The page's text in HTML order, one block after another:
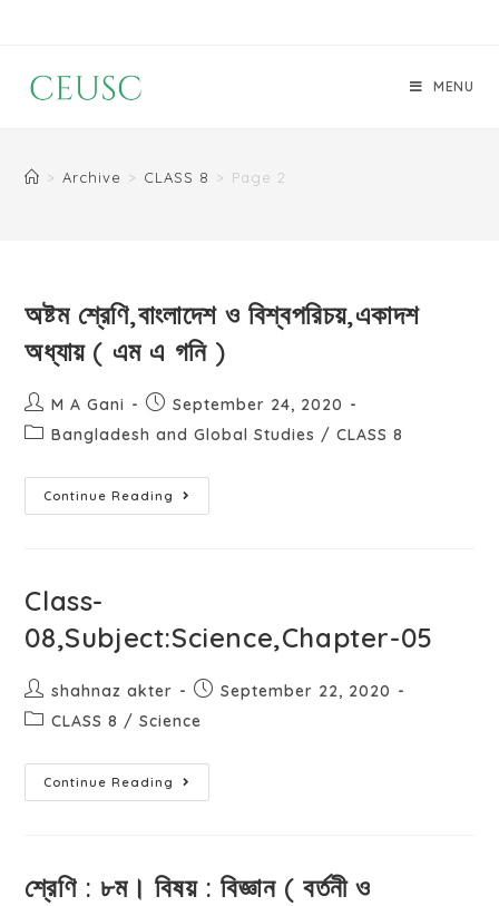
MENU
> Archive > CLASS 8 > Page 2
অষ্টম শ্রেণি,বাংলাদেশ ও বিশ্বপরিচয়,একাদশ
অধ্যায় ( এম এ গনি )
M A Gani
September 24, 2020
Bangladesh and Global Studies / CLASS 8
Continue Reading
Class-
08,Subject:Science,Chapter-05
shahnaz akter
September 22, 2020
CLASS 8 / Science
Continue Reading
শ্রেণি : ৮ম। বিষয় : বিজ্ঞান ( বর্তনী ও